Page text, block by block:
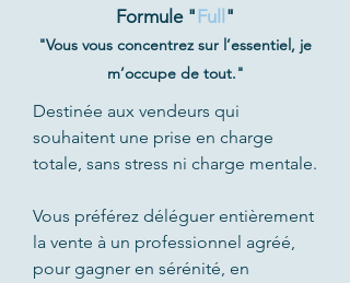
Formule " Full "
"Vous vous concentrez sur l’essentiel, je
m’occupe de tout."
Destinée aux vendeurs qui
souhaitent une prise en charge
totale, sans stress ni charge mentale.
Vous préférez déléguer entièrement
la vente à un professionnel agréé,
pour gagner en sérénité, en